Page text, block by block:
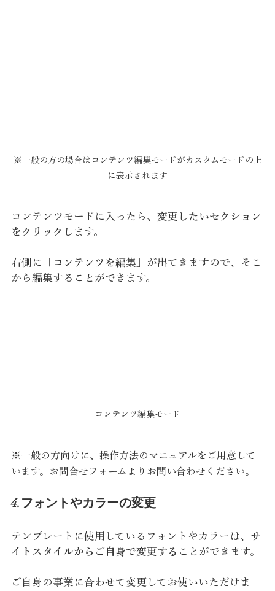
※一般の方の場合はコンテンツ編集モードがカスタムモードの上
に表示されます
コンテンツモードに入ったら、 変更したいセクション
をクリック します。
右側に「 コンテンツを編集 」が出てきますので、そこ
から編集することができます。
コンテンツ編集モード
※一般の方向けに、操作方法のマニュアルをご用意して
います。お問合せフォームよりお問い合わせください。
4.フォントやカラーの変更
テンプレートに使用しているフォントやカラーは、 サ
イトスタイルからご自身で変更する ことができます。
ご自身の事業に合わせて変更してお使いいただけま